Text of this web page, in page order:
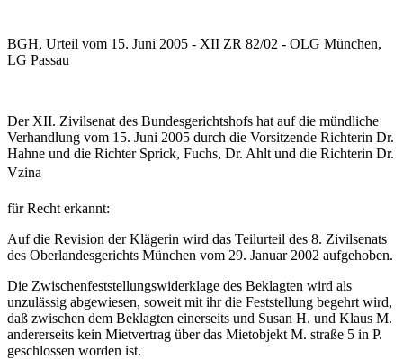
BGH, Urteil vom 15. Juni 2005 - XII ZR 82/02 - OLG München,
LG Passau
Der XII. Zivilsenat des Bundesgerichtshofs hat auf die mündliche
Verhandlung vom 15. Juni 2005 durch die Vorsitzende Richterin Dr.
Hahne und die Richter Sprick, Fuchs, Dr. Ahlt und die Richterin Dr.
Vzina
für Recht erkannt:
Auf die Revision der Klägerin wird das Teilurteil des 8. Zivilsenats
des Oberlandesgerichts München vom 29. Januar 2002 aufgehoben.
Die Zwischenfeststellungswiderklage des Beklagten wird als
unzulässig abgewiesen, soweit mit ihr die Feststellung begehrt wird,
daß zwischen dem Beklagten einerseits und Susan H. und Klaus M.
andererseits kein Mietvertrag über das Mietobjekt M. straße 5 in P.
geschlossen worden ist.